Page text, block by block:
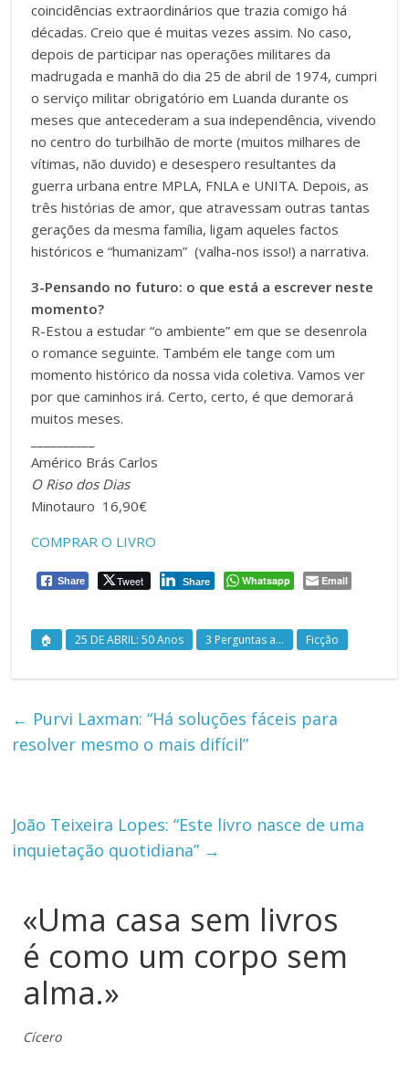
coincidências extraordinários que trazia comigo há
décadas. Creio que é muitas vezes assim. No caso,
depois de participar nas operações militares da
madrugada e manhã do dia 25 de abril de 1974, cumpri
o serviço militar obrigatório em Luanda durante os
meses que antecederam a sua independência, vivendo
no centro do turbilhão de morte (muitos milhares de
vítimas, não duvido) e desespero resultantes da
guerra urbana entre MPLA, FNLA e UNITA. Depois, as
três histórias de amor, que atravessam outras tantas
gerações da mesma família, ligam aqueles factos
históricos e “humanizam” (valha-nos isso!) a narrativa.
3-Pensando no futuro: o que está a escrever neste
momento?
R-Estou a estudar “o ambiente” em que se desenrola
o romance seguinte. Também ele tange com um
momento histórico da nossa vida coletiva. Vamos ver
por que caminhos irá. Certo, certo, é que demorará
muitos meses.
Américo Brás Carlos
O Riso dos Dias
Minotauro 16,90€
COMPRAR O LIVRO
Share Tweet Share Whatsapp Email
🏠 25 DE ABRIL: 50 Anos 3 Perguntas a... Ficção
← Purvi Laxman: “Há soluções fáceis para
resolver mesmo o mais difícil”
João Teixeira Lopes: “Este livro nasce de uma
inquietação quotidiana” →
«Uma casa sem livros
é como um corpo sem
alma.»
Cícero